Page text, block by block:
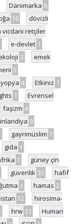
Danimarka 6
10
dövizli
vicdani retçiler
e-devlet 1
3
emek
5
4 Etkiniz 1
1
Evrensel
faşizm 4
9
gayrimüslim 7
gıda 1
1
güney çin
güvenlik 35
hafif
1 hamas 2
12
hirosima-
hrw 31
Human